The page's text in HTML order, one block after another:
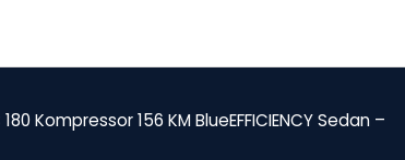
Kompressor 156 KM BlueEFFICIENCY Sedan –